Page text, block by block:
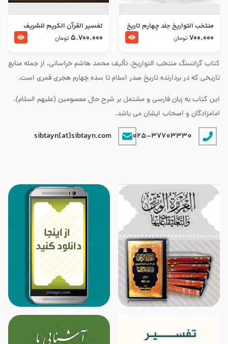
کتاب گرانسنگ منتخب التواريخ، تألیف محمد هاشم خراسانی، از جمله منابع
تاریخی که در بردارنده تاریخ صدر اسلام تا سده چهارم هجری قمری است.
این کتاب به زبان فارسی و مشتمل بر شرح حال معصومین (علیهم السلام)،
امامزادگان و اصحاب ایشان می باشد.
025-37703330
sibtayn[at]sibtayn.com
منتخب التواریخ جلد چهارم تاریخ
امام زین العابدین و امام محمد
700.000 تومان
تفسير القرآن الكريم للشريف
المرتضي قدس سرّه
5.700.000 تومان